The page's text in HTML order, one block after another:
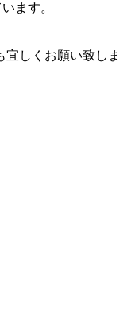
ます。
しくお願い致しま